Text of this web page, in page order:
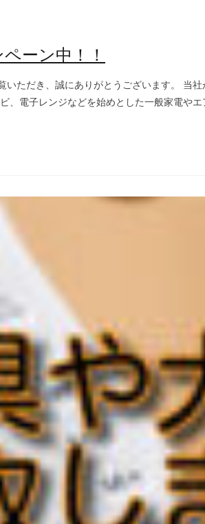
ーン中！！
ただき、誠にありがとうございます。 当
電子レンジなどを始めとした一般家電や